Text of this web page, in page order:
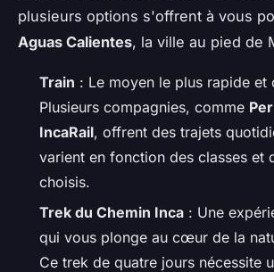
plusieurs options s'offrent à vous
Aguas Calientes, la ville au pied de
Train : Le moyen le plus rapide et
Plusieurs compagnies, comme
IncaRail, offrent des trajets
varient en fonction des classes et
choisis.
Trek du Chemin Inca : Une
qui vous plonge au cœur de la
Ce trek de quatre jours nécessite